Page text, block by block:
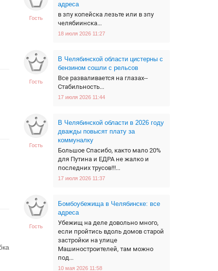
Гость
адреса
в зпу копейска лезьте или в зпу
челябиинска...
18 июля 2026 11:27
Гость
В Челябинской области цистерны с
бензином сошли с рельсов
Все разваливается на глазах--
Стабильность...
17 июля 2026 11:44
Гость
В Челябинской области в 2026 году
дважды повысят плату за
коммуналку
Большое Спасибо, както мало 20%
для Путина и ЕДРА не жалко и
последних трусов!!!...
17 июля 2026 11:37
Гость
Бомбоубежища в Челябинске: все
адреса
Убежищ на деле довольно много,
если пройтись вдоль домов старой
застройки на улице
Машиностроителей, там можно
под...
10 мая 2026 11:58